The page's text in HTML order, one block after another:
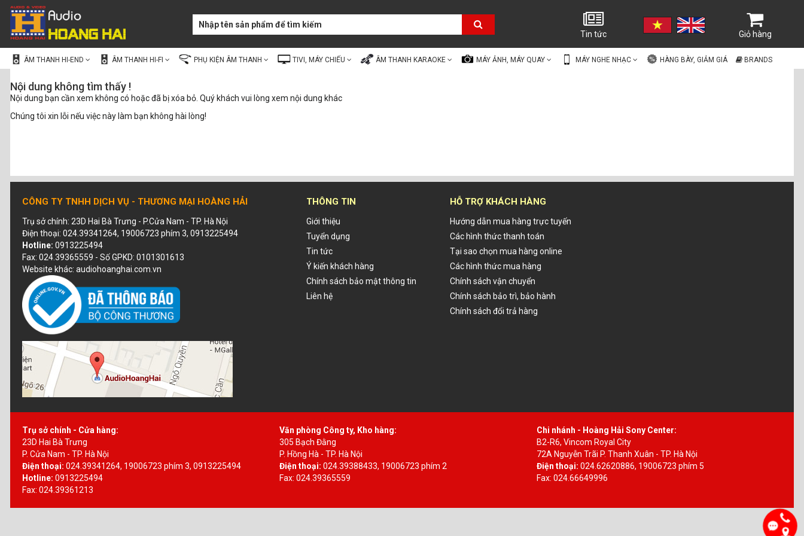
Tin tức Giỏ hàng
ÂM THANH HI-END ÂM THANH HI-FI PHỤ KIỆN ÂM THANH TIVI, MÁY CHIẾU ÂM THANH KARAOKE MÁY ẢNH, MÁY QUAY MÁY NGHE NHẠC HÀNG BÀY, GIẢM GIÁ BRANDS
Nội dung không tìm thấy !
Nội dung bạn cần xem không có hoặc đã bị xóa bỏ. Quý khách vui lòng xem nội dung khác
Chúng tôi xin lỗi nếu việc này làm bạn không hài lòng!
CÔNG TY TNHH DỊCH VỤ - THƯƠNG MẠI HOÀNG HẢI
Trụ sở chính: 23D Hai Bà Trưng - P.Cửa Nam - TP. Hà Nội
Điện thoại: 024.39341264, 19006723 phím 3, 0913225494
Hotline: 0913225494
Fax: 024.39365559 - Số GPKD: 0101301613
Website khác: audiohoanghai.com.vn
THÔNG TIN
Giới thiệu
Tuyển dụng
Tin tức
Ý kiến khách hàng
Chính sách bảo mật thông tin
Liên hệ
HỖ TRỢ KHÁCH HÀNG
Hướng dẫn mua hàng trực tuyến
Các hình thức thanh toán
Tại sao chọn mua hàng online
Các hình thức mua hàng
Chính sách vận chuyển
Chính sách bảo trì, bảo hành
Chính sách đổi trả hàng
Trụ sở chính - Cửa hàng:
23D Hai Bà Trưng
P. Cửa Nam - TP. Hà Nội
Điện thoại: 024.39341264, 19006723 phím 3, 0913225494
Hotline: 0913225494
Fax: 024.39361213
Văn phòng Công ty, Kho hàng:
305 Bạch Đằng
P. Hồng Hà - TP. Hà Nội
Điện thoại: 024.39388433, 19006723 phím 2
Fax: 024.39365559
Chi nhánh - Hoàng Hải Sony Center:
B2-R6, Vincom Royal City
72A Nguyễn Trãi P. Thanh Xuân - TP. Hà Nội
Điện thoại: 024.62620886, 19006723 phím 5
Fax: 024.66649996